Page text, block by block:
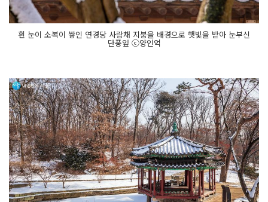
흰 눈이 소복이 쌓인 연경당 사랑채 지붕을 배경으로 햇빛을 받아 눈부신
단풍잎 ⓒ양인억